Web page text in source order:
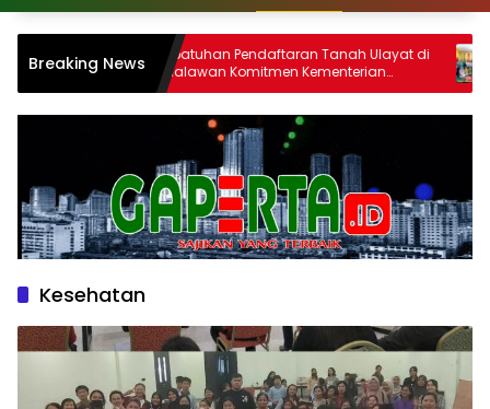
Breaking News
Kepatuhan Pendaftaran Tanah Ulayat di
Pelalawan Komitmen Kementerian
ATR/BPN
Staf Khusus
bersama
Monitoring
Kesehatan